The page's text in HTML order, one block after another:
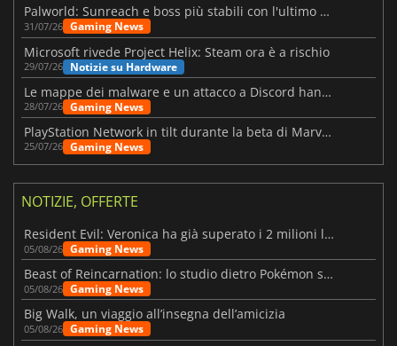
Palworld: Sunreach e boss più stabili con l'ultimo update
31/07/26 Gaming News
Microsoft rivede Project Helix: Steam ora è a rischio
29/07/26 Notizie su Hardware
Le mappe dei malware e un attacco a Discord hanno colpito Meccha Chameleon
28/07/26 Gaming News
PlayStation Network in tilt durante la beta di Marvel Tōkon
25/07/26 Gaming News
NOTIZIE, OFFERTE
Resident Evil: Veronica ha già superato i 2 milioni liste dei desideri
05/08/26 Gaming News
Beast of Reincarnation: lo studio dietro Pokémon su una nuova strada
05/08/26 Gaming News
Big Walk, un viaggio all’insegna dell’amicizia
05/08/26 Gaming News